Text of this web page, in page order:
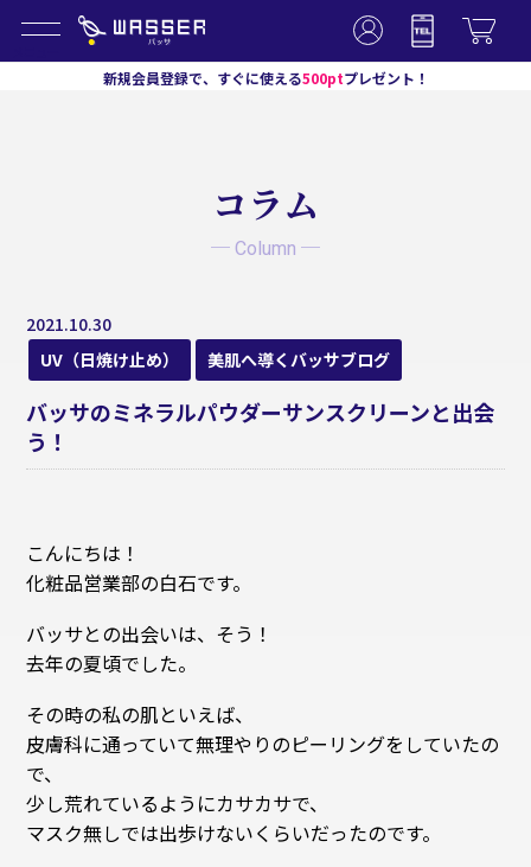
新規会員登録で、すぐに使える500ptプレゼント！
コラム
─ Column ─
2021.10.30
UV（日焼け止め）
美肌へ導くバッサブログ
バッサのミネラルパウダーサンスクリーンと出会
う！
こんにちは！
化粧品営業部の白石です。
バッサとの出会いは、そう！
去年の夏頃でした。
その時の私の肌といえば、
皮膚科に通っていて無理やりのピーリングをしていたの
で、
少し荒れているようにカサカサで、
マスク無しでは出歩けないくらいだったのです。